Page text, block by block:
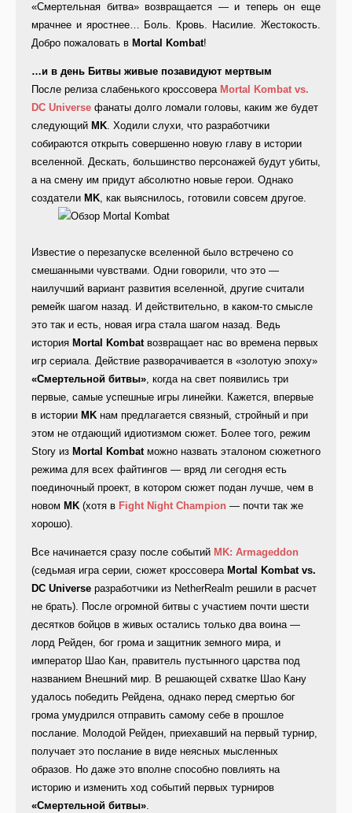
«Смертельная битва» возвращается — и теперь он еще
мрачнее и яростнее… Боль. Кровь. Насилие. Жестокость.
Добро пожаловать в Mortal Kombat!
…и в день Битвы живые позавидуют мертвым
После релиза слабенького кроссовера Mortal Kombat vs.
DC Universe фанаты долго ломали головы, каким же будет
следующий MK. Ходили слухи, что разработчики
собираются открыть совершенно новую главу в истории
вселенной. Дескать, большинство персонажей будут убиты,
а на смену им придут абсолютно новые герои. Однако
создатели MK, как выяснилось, готовили совсем другое.
Известие о перезапуске вселенной было встречено со
смешанными чувствами. Одни говорили, что это —
наилучший вариант развития вселенной, другие считали
ремейк шагом назад. И действительно, в каком-то смысле
это так и есть, новая игра стала шагом назад. Ведь
история Mortal Kombatвозвращает нас во времена первых
игр сериала. Действие разворачивается в «золотую эпоху»
«Смертельной битвы», когда на свет появились три
первые, самые успешные игры линейки. Кажется, впервые
в истории MK нам предлагается связный, стройный и при
этом не отдающий идиотизмом сюжет. Более того, режим
Story из Mortal Kombatможно назвать эталоном сюжетного
режима для всех файтингов — вряд ли сегодня есть
поединочный проект, в котором сюжет подан лучше, чем в
новом MK (хотя в Fight Night Champion — почти так же
хорошо).
Все начинается сразу после событий MK: Armageddon
(седьмая игра серии, сюжет кроссовера Mortal Kombat vs.
DC Universe разработчики из NetherRealm решили в расчет
не брать). После огромной битвы с участием почти шести
десятков бойцов в живых остались только два воина —
лорд Рейден, бог грома и защитник земного мира, и
император Шао Кан, правитель пустынного царства под
названием Внешний мир. В решающей схватке Шао Кану
удалось победить Рейдена, однако перед смертью бог
грома умудрился отправить самому себе в прошлое
послание. Молодой Рейден, приехавший на первый турнир,
получает это послание в виде неясных мысленных
образов. Но даже это вполне способно повлиять на
историю и изменить ход событий первых турниров
«Смертельной битвы».